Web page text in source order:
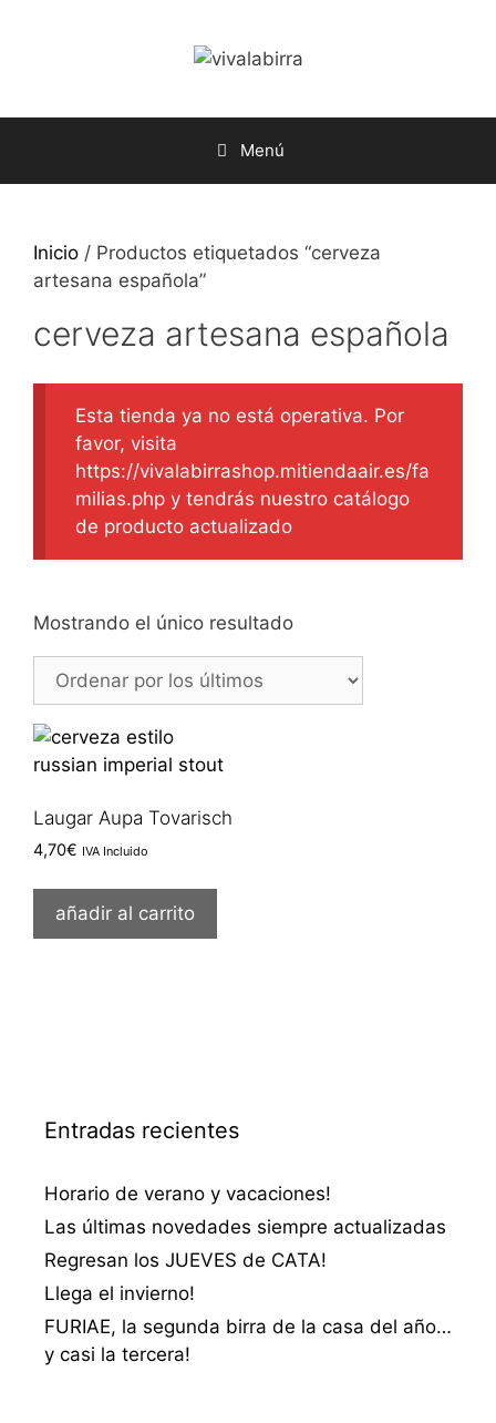
Menú
Inicio / Productos etiquetados “cerveza
artesana española”
cerveza artesana española
Esta tienda ya no está operativa. Por
favor, visita
https://vivalabirrashop.mitiendaair.es/fa
milias.php y tendrás nuestro catálogo
de producto actualizado
Mostrando el único resultado
Laugar Aupa Tovarisch
4,70€ IVA Incluido
añadir al carrito
Entradas recientes
Horario de verano y vacaciones!
Las últimas novedades siempre actualizadas
Regresan los JUEVES de CATA!
Llega el invierno!
FURIAE, la segunda birra de la casa del año…
y casi la tercera!